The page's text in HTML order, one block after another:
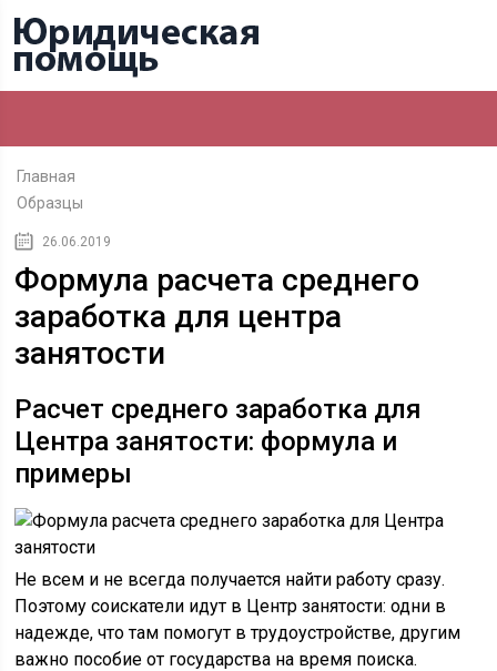
Главная
Образцы
26.06.2019
Формула расчета среднего
заработка для центра
занятости
Расчет среднего заработка для
Центра занятости: формула и
примеры
Не всем и не всегда получается найти работу сразу.
Поэтому соискатели идут в Центр занятости: одни в
надежде, что там помогут в трудоустройстве, другим
важно пособие от государства на время поиска.